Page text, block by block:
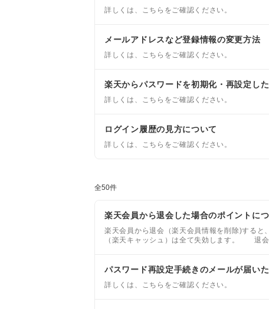
詳しくは、こちらをご確認ください。
メールアドレスなど登録情報の変更方法
詳しくは、こちらをご確認ください。
楽天からパスワードを初期化・再設定し
詳しくは、こちらをご確認ください。
ログイン履歴の見方について
詳しくは、こちらをご確認ください。
全50件
楽天会員から退会した場合のポイントに
楽天会員から退会（楽天会員情報を削除)する
（楽天キャッシュ）は全て失効します。 退会
パスワード再設定手続きのメールが届いた
詳しくは、こちらをご確認ください。